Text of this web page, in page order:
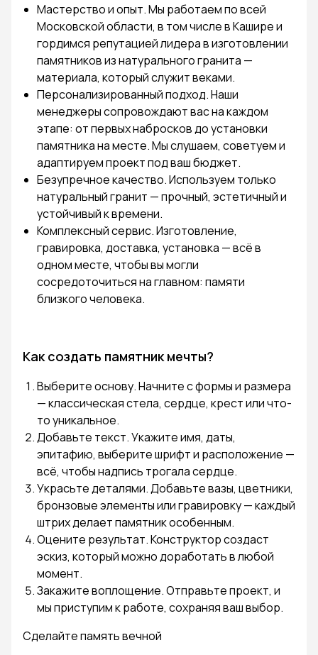
Мастерство и опыт. Мы работаем по всей
Московской области, в том числе в Кашире и
гордимся репутацией лидера в изготовлении
памятников из натурального гранита —
материала, который служит веками.
Персонализированный подход. Наши
менеджеры сопровождают вас на каждом
этапе: от первых набросков до установки
памятника на месте. Мы слушаем, советуем и
адаптируем проект под ваш бюджет.
Безупречное качество. Используем только
натуральный гранит — прочный, эстетичный и
устойчивый к времени.
Комплексный сервис. Изготовление,
гравировка, доставка, установка — всё в
одном месте, чтобы вы могли
сосредоточиться на главном: памяти
близкого человека.
Как создать памятник мечты?
Выберите основу. Начните с формы и размера
— классическая стела, сердце, крест или что-
то уникальное.
Добавьте текст. Укажите имя, даты,
эпитафию, выберите шрифт и расположение —
всё, чтобы надпись трогала сердце.
Украсьте деталями. Добавьте вазы, цветники,
бронзовые элементы или гравировку — каждый
штрих делает памятник особенным.
Оцените результат. Конструктор создаст
эскиз, который можно доработать в любой
момент.
Закажите воплощение. Отправьте проект, и
мы приступим к работе, сохраняя ваш выбор.
Сделайте память вечной